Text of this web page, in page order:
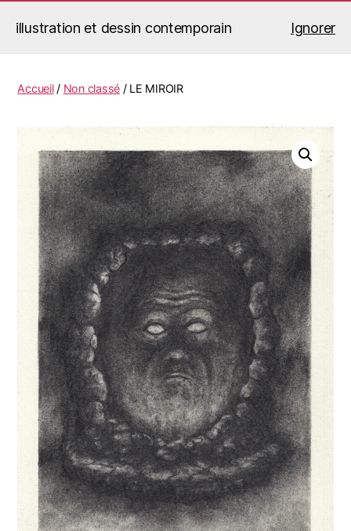
illustration et dessin contemporain Ignorer
Jérémy Le Corvaisier
Accueil/ Non classé / LE MIROIR